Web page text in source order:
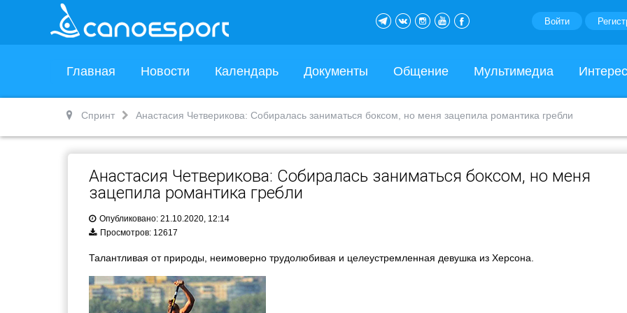
Войти
Главная Новости Календарь Документы Общение Мультимедиа
Спринт Анастасия Четверикова: Собиралась заниматься боксом, но меня зацепила романтика гребли
Анастасия Четверикова: Собиралась заниматься боксом, но меня
зацепила романтика гребли
Опубликовано: 21.10.2020, 12:14
Просмотров: 12617
Талантливая от природы, неимоверно трудолюбивая и целеустремленная девушка из Херсона.